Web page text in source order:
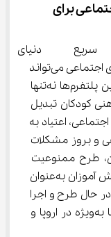
از شبکه ‌های اجتماعی برای
با پیشرفت‌های
بی‌قاعده کودکان و نوجوانان در شبکه‌های اجتماعی می‌تواند
پیامدهای جبران‌ناپذیری داشته باشد. این پلتفرم‌ها نه‌تنها
کودکان تبدیل
موجب افزایش آسیب‌های اجتماعی، اعتیاد به
و بروز مشکلات
در این میان، طرح ممنوعیت
استفاده از شبکه ‌های اجتماعی برای دانش‌ آموزان به‌عنوان
در حال طرح و اجرا
است. این سیاست در بسیاری از کشورها به‌ویژه در اروپا و